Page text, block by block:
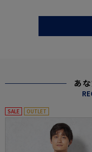
あ
SALE OUTLET